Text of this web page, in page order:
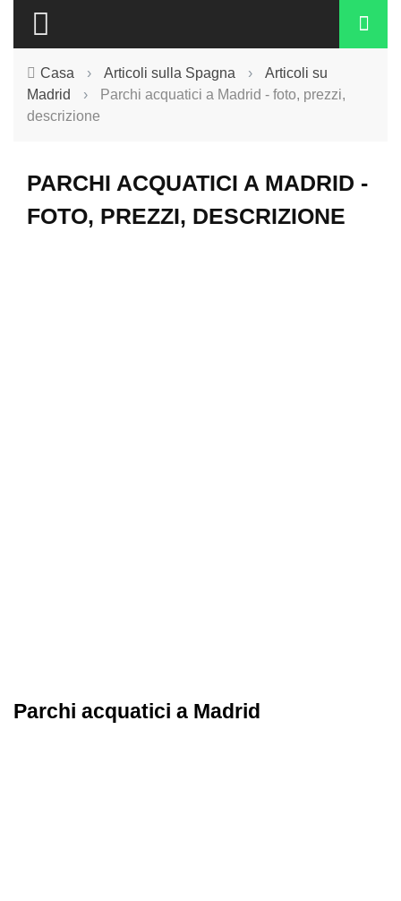
Casa › Articoli sulla Spagna ›
Articoli su
Madrid
›
Parchi acquatici a Madrid - foto, prezzi,
descrizione
PARCHI ACQUATICI A MADRID -
FOTO, PREZZI, DESCRIZIONE
Parchi acquatici a Madrid